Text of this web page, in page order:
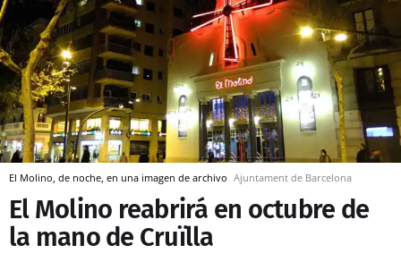
El Molino, de noche, en una imagen de archivo Ajuntament de Barcelona
El Molino reabrirá en octubre de
la mano de Cruïlla